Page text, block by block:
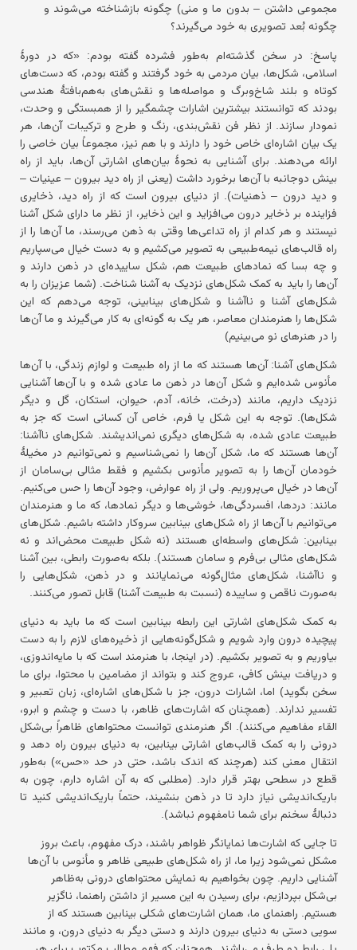
مجموعی داشتن – بدون ما و منی) چگونه بازشناخته می‌شوند و
چگونه بُعد تصویری به خود می‌گیرند؟
پاسخ: در سخن گذشته‌ام به‌طور فشرده گفته بودم: «که در دورهٔ
اسلامی، شکل‌ها، بیان مردمی به خود گرفتند و گفته بودم، که دست‌های
کوتاه و بلند شاخ‌وبرگ و مواصله‌ها و نقش‌های به‌هم‌بافتهٔ هندسی
بودند که توانستند بیشترین اشارات چشمگیر را از همبستگی و وحدت،
نمودار سازند. از نظر فن نقش‌بندی، رنگ و طرح و ترکیبات آن‌ها، هر
یک بیان اشاره‌ای خاص خود را دارند و با هم نیز، مجموعاً بیان خاصی را
ارائه می‌دهند. برای آشنایی به نحوهٔ بیان‌های اشارتی آن‌ها، باید از راه
بینش دوجانبه با آن‌ها برخورد داشت (یعنی از راه دید بیرون – عینیات –
و دید درون – ذهنیات). از دنیای بیرون است که از راه دید، ذخایری
فزاینده بر ذخایر درون می‌افزاید و این ذخایر، از نظر ما دارای شکل آشنا
نیستند و هر کدام از راه تداعی‌ها وقتی به ذهن می‌رسند، ما آن‌ها را از
راه قالب‌های نیمه‌طبیعی به تصویر می‌کشیم و به دست خیال می‌سپاریم
و چه بسا که نمادهای طبیعت هم، شکل ساییده‌ای در ذهن دارند و
آن‌ها را باید به کمک شکل‌های نزدیک به آشنا شناخت. (شما عزیزان را به
شکل‌های آشنا و ناآشنا و شکل‌های بینابینی، توجه می‌دهم که این
شکل‌ها را هنرمندان معاصر، هر یک به گونه‌ای به کار می‌گیرند و ما آن‌ها
را در هنرهای نو می‌بینیم)
شکل‌های آشنا: آن‌ها هستند که ما از راه طبیعت و لوازم زندگی، با آن‌ها
مأنوس شده‌ایم و شکل آن‌ها در ذهن ما عادی شده و با آن‌ها آشنایی
نزدیک داریم، مانند (درخت، خانه، آدم، حیوان، استکان، گل و دیگر
شکل‌ها). توجه به این شکل یا فرم، خاص آن کسانی است که جز به
طبیعت عادی شده، به شکل‌های دیگری نمی‌اندیشند. شکل‌های ناآشنا:
آن‌ها هستند که ما، شکل آن‌ها را نمی‌شناسیم و نمی‌توانیم در مخیلهٔ
خودمان آن‌ها را به تصویر مأنوس بکشیم و فقط مثالی بی‌سامان از
آن‌ها در خیال می‌پروریم. ولی از راه عوارض، وجود آن‌ها را حس می‌کنیم.
مانند: دردها، افسردگی‌ها، خوشی‌ها و دیگر نمادها، که ما و هنرمندان
می‌توانیم با آن‌ها از راه شکل‌های بینابین سروکار داشته باشیم. شکل‌های
بینابین: شکل‌های واسطه‌ای هستند (نه شکل طبیعت محض‌اند و نه
شکل‌های مثالی بی‌فرم و سامان هستند). بلکه به‌صورت رابطی، بین آشنا
و ناآشنا، شکل‌های مثال‌گونه می‌نمایانند و در ذهن، شکل‌هایی را
به‌صورت ناقص و ساییده (نسبت به طبیعت آشنا) قابل تصور می‌کنند.
به کمک شکل‌های اشارتی این رابطه بینابین است که ما باید به دنیای
پیچیده درون وارد شویم و شکل‌گونه‌هایی از ذخیره‌های لازم را به دست
بیاوریم و به تصویر بکشیم. (در اینجا، با هنرمند است که با مایه‌اندوزی،
و دریافت بینش کافی، عروج کند و بتواند از مضامین با محتوا، برای ما
سخن بگوید) اما، اشارات درون، جز با شکل‌های اشاره‌ای، زبان تعبیر و
تفسیر ندارند. (همچنان که اشارت‌های ظاهر، با دست و چشم و ابرو،
القاء مفاهیم می‌کنند). اگر هنرمندی توانست محتواهای ظاهراً بی‌شکل
درونی را به کمک قالب‌های اشارتی بینابین، به دنیای بیرون راه دهد و
انتقال معنی کند (هرچند که اندک باشد، حتی در حد «حس») به‌طور
قطع در سطحی بهتر قرار دارد. (مطلبی که به آن اشاره دارم، چون به
باریک‌اندیشی نیاز دارد تا در ذهن بنشیند، حتماً باریک‌اندیشی کنید تا
دنبالهٔ سخنم برای شما نامفهوم نباشد).
تا جایی که اشارت‌ها نمایانگر ظواهر باشند، درک مفهوم، باعث بروز
مشکل نمی‌شود زیرا ما، از راه شکل‌های طبیعی ظاهر و مأنوس با آن‌ها
آشنایی داریم. چون بخواهیم به نمایش محتواهای درونی به‌ظاهر
بی‌شکل بپردازیم، برای رسیدن به این مسیر از داشتن راهنما، ناگزیر
هستیم. راهنمای ما، همان اشارت‌های شکلی بینابین هستند که از
سویی دستی به دنیای بیرون دارند و دستی دیگر به دنیای درون، و مانند